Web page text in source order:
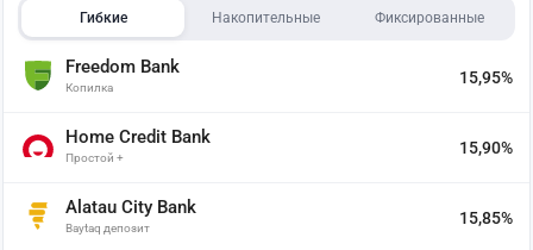
Гибкие Накопительные Фиксированные
Freedom Bank
Копилка
15,95%
Home Credit Bank
Простой +
15,90%
Alatau City Bank
Baytaq депозит
15,85%